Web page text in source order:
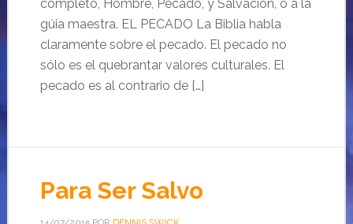
completo, Hombre, Pecado, y Salvación, o a la
gúia maestra. EL PECADO La Biblia habla
claramente sobre el pecado. El pecado no
sólo es el quebrantar valores culturales. El
pecado es al contrario de […]
Para Ser Salvo